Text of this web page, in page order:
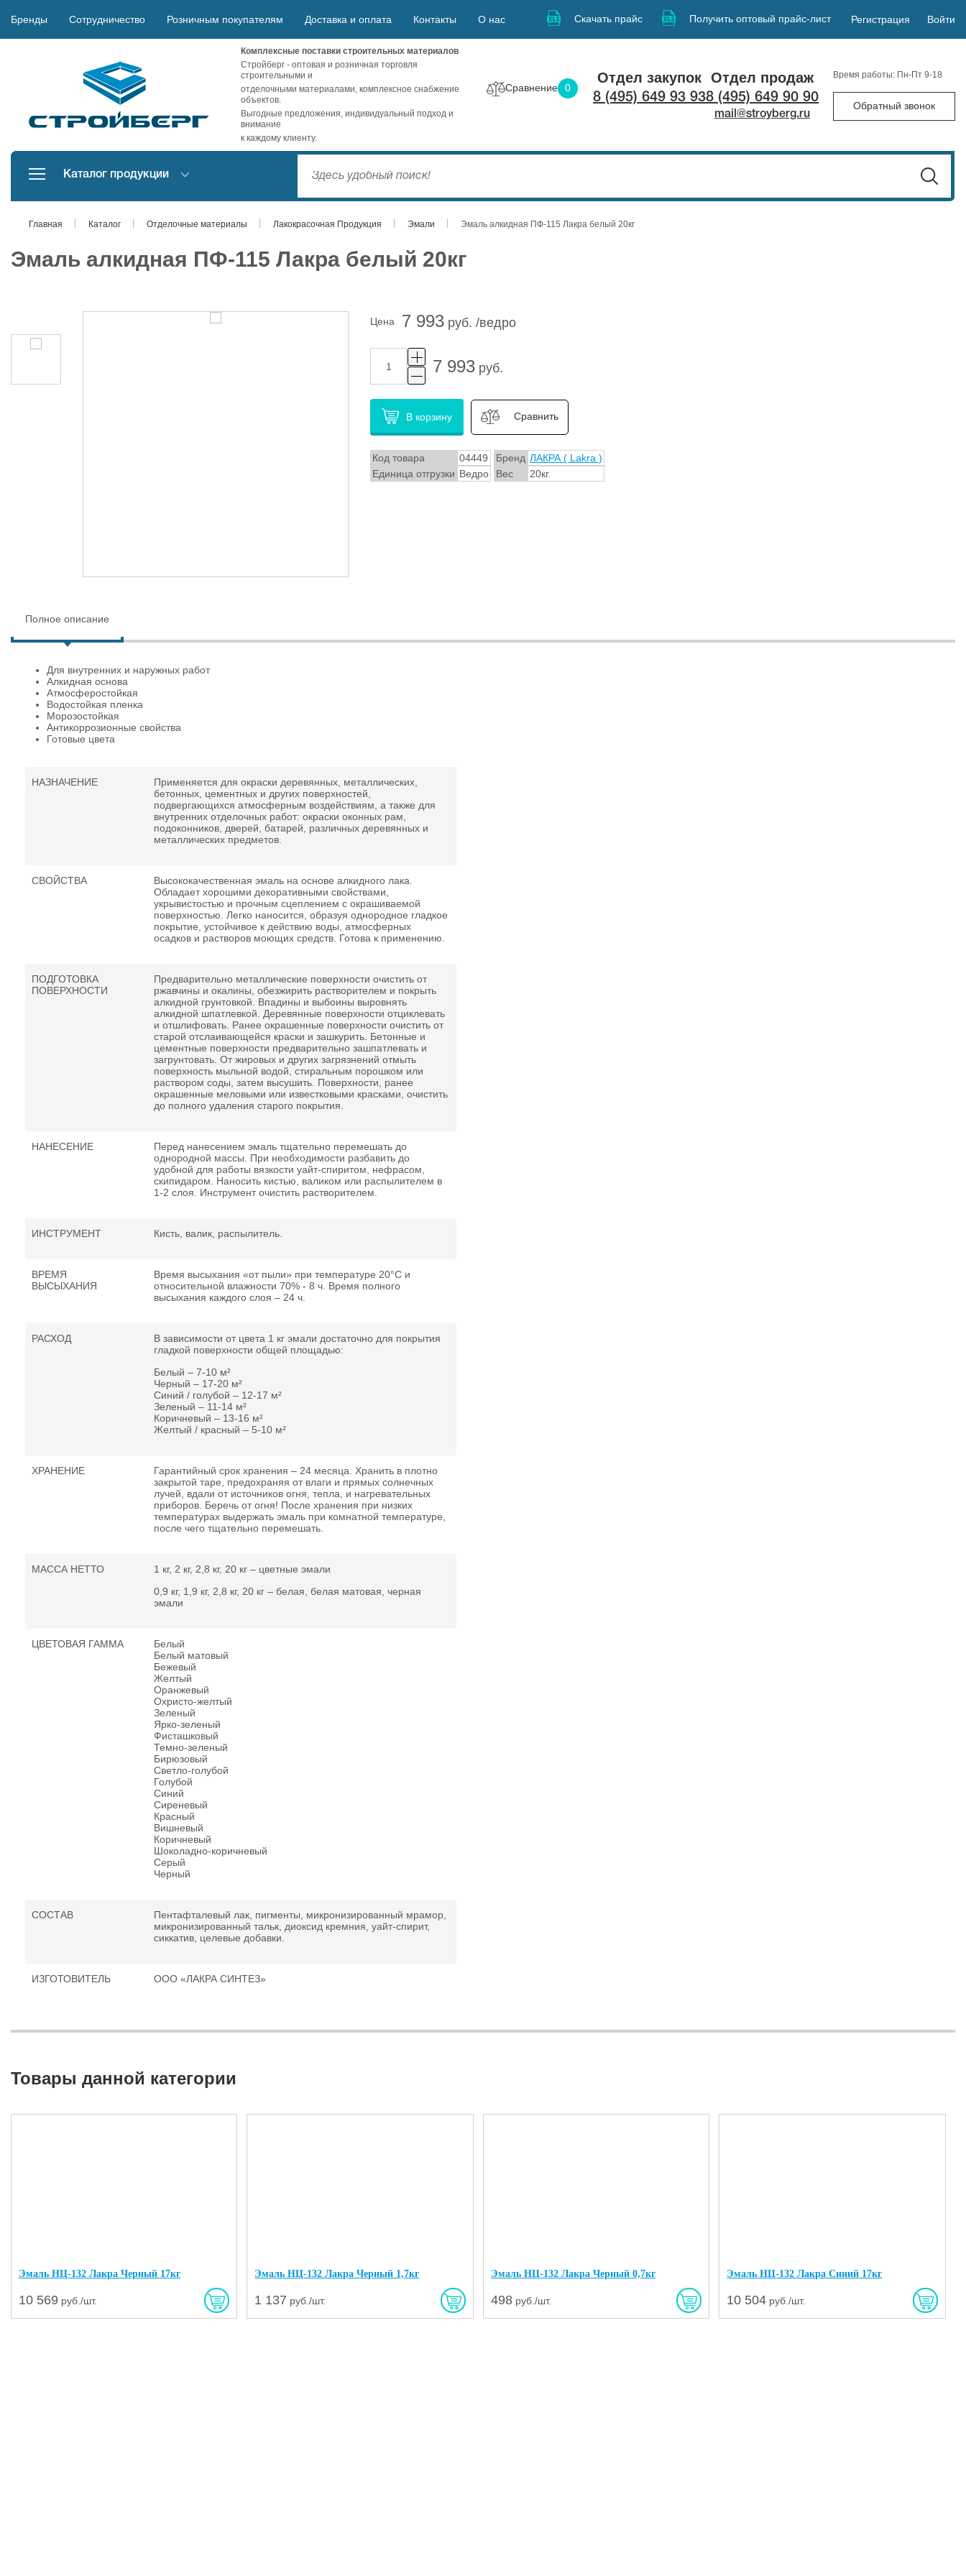
Бренды Сотрудничество Розничным покупателям Доставка и оплата Контакты О нас Скачать прайс Получить оптовый прайс-лист Регистрация Войти
Комплексные поставки строительных материалов
Стройберг - оптовая и розничная торговля
строительными и
отделочными материалами, комплексное снабжение
объектов.
Выгодные предложения, индивидуальный подход и
внимание
к каждому клиенту.
Сравнение 0
Отдел закупок
8 (495) 649 93 93
Отдел продаж
8 (495) 649 90 90
mail@stroyberg.ru
Время работы: Пн-Пт 9-18
Обратный звонок
Каталог продукции
Главная Каталог Отделочные материалы Лакокрасочная Продукция Эмали Эмаль алкидная ПФ-115 Лакра белый 20кг
Эмаль алкидная ПФ-115 Лакра белый 20кг
Цена 7 993 руб. /ведро
7 993 руб.
В корзину Сравнить
Код товара 04449 Бренд ЛАКРА ( Lakra )
Единица отгрузки Ведро Вес 20кг.
Полное описание
Для внутренних и наружных работ
Алкидная основа
Атмосферостойкая
Водостойкая пленка
Морозостойкая
Антикоррозионные свойства
Готовые цвета
НАЗНАЧЕНИЕ
Применяется для окраски деревянных, металлических,
бетонных, цементных и других поверхностей,
подвергающихся атмосферным воздействиям, а также для
внутренних отделочных работ: окраски оконных рам,
подоконников, дверей, батарей, различных деревянных и
металлических предметов.
СВОЙСТВА
Высококачественная эмаль на основе алкидного лака.
Обладает хорошими декоративными свойствами,
укрывистостью и прочным сцеплением с окрашиваемой
поверхностью. Легко наносится, образуя однородное гладкое
покрытие, устойчивое к действию воды, атмосферных
осадков и растворов моющих средств. Готова к применению.
ПОДГОТОВКА
ПОВЕРХНОСТИ
Предварительно металлические поверхности очистить от
ржавчины и окалины, обезжирить растворителем и покрыть
алкидной грунтовкой. Впадины и выбоины выровнять
алкидной шпатлевкой. Деревянные поверхности отциклевать
и отшлифовать. Ранее окрашенные поверхности очистить от
старой отслаивающейся краски и зашкурить. Бетонные и
цементные поверхности предварительно зашпатлевать и
загрунтовать. От жировых и других загрязнений отмыть
поверхность мыльной водой, стиральным порошком или
раствором соды, затем высушить. Поверхности, ранее
окрашенные меловыми или известковыми красками, очистить
до полного удаления старого покрытия.
НАНЕСЕНИЕ
Перед нанесением эмаль тщательно перемешать до
однородной массы. При необходимости разбавить до
удобной для работы вязкости уайт-спиритом, нефрасом,
скипидаром. Наносить кистью, валиком или распылителем в
1-2 слоя. Инструмент очистить растворителем.
ИНСТРУМЕНТ Кисть, валик, распылитель.
ВРЕМЯ
ВЫСЫХАНИЯ
Время высыхания «от пыли» при температуре 20°С и
относительной влажности 70% - 8 ч. Время полного
высыхания каждого слоя – 24 ч.
РАСХОД
В зависимости от цвета 1 кг эмали достаточно для покрытия
гладкой поверхности общей площадью:
Белый – 7-10 м²
Черный – 17-20 м²
Синий / голубой – 12-17 м²
Зеленый – 11-14 м²
Коричневый – 13-16 м²
Желтый / красный – 5-10 м²
ХРАНЕНИЕ
Гарантийный срок хранения – 24 месяца. Хранить в плотно
закрытой таре, предохраняя от влаги и прямых солнечных
лучей, вдали от источников огня, тепла, и нагревательных
приборов. Беречь от огня! После хранения при низких
температурах выдержать эмаль при комнатной температуре,
после чего тщательно перемешать.
МАССА НЕТТО
1 кг, 2 кг, 2,8 кг, 20 кг – цветные эмали
0,9 кг, 1,9 кг, 2,8 кг, 20 кг – белая, белая матовая, черная
эмали
ЦВЕТОВАЯ ГАММА
Белый
Белый матовый
Бежевый
Желтый
Оранжевый
Охристо-желтый
Зеленый
Ярко-зеленый
Фисташковый
Темно-зеленый
Бирюзовый
Светло-голубой
Голубой
Синий
Сиреневый
Красный
Вишневый
Коричневый
Шоколадно-коричневый
Серый
Черный
СОСТАВ
Пентафталевый лак, пигменты, микронизированный мрамор,
микронизированный тальк, диоксид кремния, уайт-спирит,
сиккатив, целевые добавки.
ИЗГОТОВИТЕЛЬ ООО «ЛАКРА СИНТЕЗ»
Товары данной категории
Эмаль НЦ-132 Лакра Черный 17кг
10 569 руб./шт.
Эмаль НЦ-132 Лакра Черный 1,7кг
1 137 руб./шт.
Эмаль НЦ-132 Лакра Черный 0,7кг
498руб./шт.
Эмаль НЦ-132 Лакра Синий 17кг
10 504 руб./шт.